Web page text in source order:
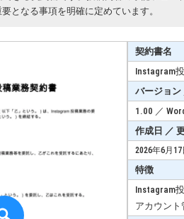
となる事項を明確に定めています。
契約書名
Instagram
バージョン
1.00 ／
作成日 ／
2026年6月
特徴
Instagram
アカウント